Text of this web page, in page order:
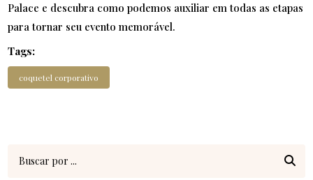
Palace e descubra como podemos auxiliar em todas as etapas
para tornar seu evento memorável.
Tags:
coquetel corporativo